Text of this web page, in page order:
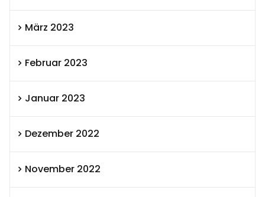
März 2023
Februar 2023
Januar 2023
Dezember 2022
November 2022